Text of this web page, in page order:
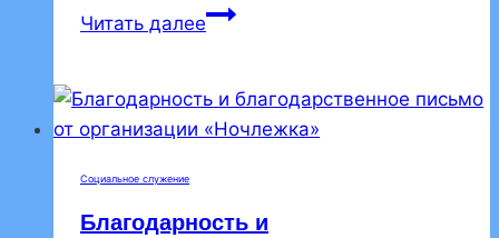
Читать далееКрещение
в
Доме
Социальное служение
Благодарность и